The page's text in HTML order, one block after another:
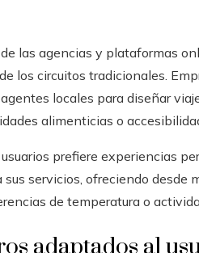
las agencias y plataformas
los circuitos tradicionales.
locales para diseñar
alimenticias o
prefiere experiencias
servicios, ofreciendo desde
de temperatura o
adaptados al